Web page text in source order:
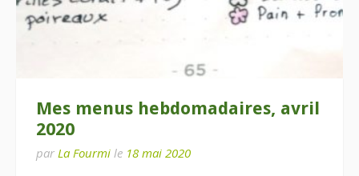
Mes menus hebdomadaires, avril
2020
par La Fourmi le 18 mai 2020